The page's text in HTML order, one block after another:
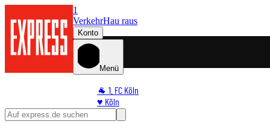
1
VerkehrHau raus
Konto
Menü
🐐 1. FC Köln
♥️ Köln
⭐ Promi